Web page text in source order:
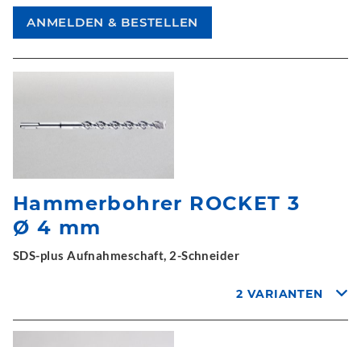
Hammerbohrer ROCKET 3
Ø 4 mm
SDS-plus Aufnahmeschaft, 2-Schneider
2 VARIANTEN